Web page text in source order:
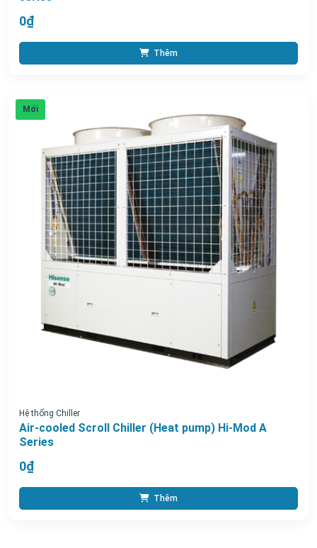
0₫
Thêm
Mới
Hệ thống Chiller
Air-cooled Scroll Chiller (Heat pump) Hi-Mod A
Series
0₫
Thêm